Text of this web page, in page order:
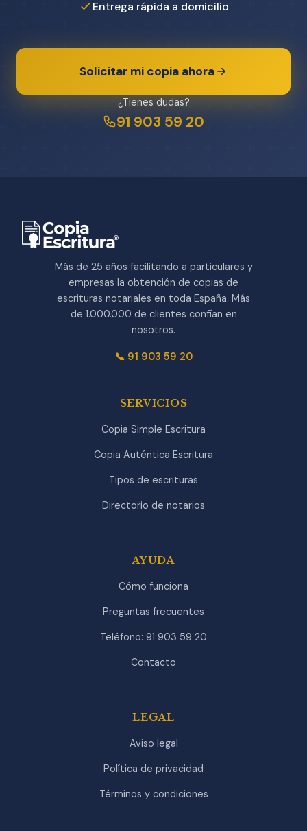
Entrega rápida a domicilio
Solicitar mi copia ahora
¿Tienes dudas?
91 903 59 20
Más de 25 años facilitando a particulares y
empresas la obtención de copias de
escrituras notariales en toda España. Más
de 1.000.000 de clientes confían en
nosotros.
📞 91 903 59 20
SERVICIOS
Copia Simple Escritura
Copia Auténtica Escritura
Tipos de escrituras
Directorio de notarios
AYUDA
Cómo funciona
Preguntas frecuentes
Teléfono: 91 903 59 20
Contacto
LEGAL
Aviso legal
Política de privacidad
Términos y condiciones